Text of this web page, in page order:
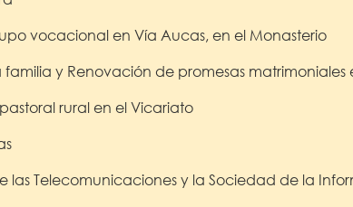
vocacional en Vía Aucas, en el Monasterio
familia y Renovación de promesas matrimoniales
rural en el Vicariato
las Telecomunicaciones y la Sociedad de la